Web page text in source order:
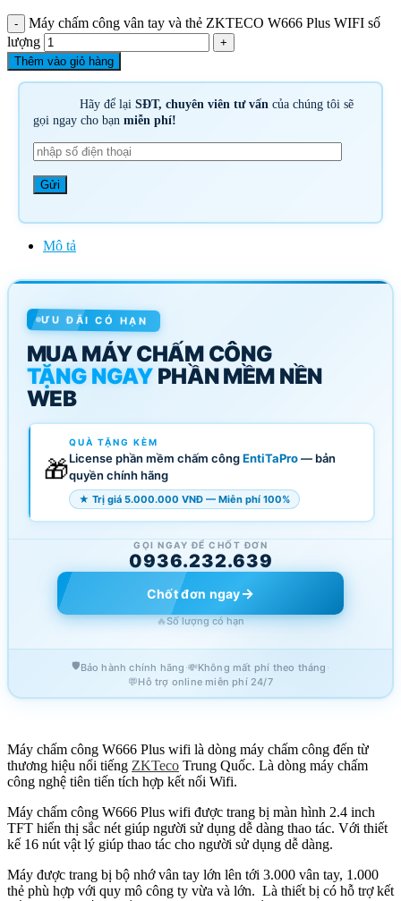
Máy chấm công vân tay và thẻ ZKTECO W666 Plus WIFI số
lượng
Thêm vào giỏ hàng
Hãy để lạiSĐT, chuyên viên tư vấncủa chúng tôi sẽ
gọi ngay cho bạn miễn phí!
Mô tả
ƯU ĐÃI CÓ HẠN
MUA MÁY CHẤM CÔNG
TẶNG NGAYPHẦN MỀM NỀN
WEB
🎁
QUÀ TẶNG KÈM
License phần mềm chấm côngEntiTaPro— bản
quyền chính hãng
★ Trị giá 5.000.000 VNĐ — Miễn phí 100%
GỌI NGAY ĐỂ CHỐT ĐƠN
0936.232.639
Chốt đơn ngay→
🔥Số lượng có hạn
🛡️Bảo hành chính hãng ·💸Không mất phí theo tháng ·
💬Hỗ trợ online miễn phí 24/7
Máy chấm công W666 Plus wifi là dòng máy chấm công đến từ
thương hiệu nổi tiếng ZKTeco Trung Quốc. Là dòng máy chấm
công nghệ tiên tiến tích hợp kết nối Wifi.
Máy chấm công W666 Plus wifi được trang bị màn hình 2.4 inch
TFT hiển thị sắc nét giúp người sử dụng dễ dàng thao tác. Với thiết
kế 16 nút vật lý giúp thao tác cho người sử dụng dễ dàng.
Máy được trang bị bộ nhớ vân tay lớn lên tới 3.000 vân tay, 1.000
thẻ phù hợp với quy mô công ty vừa và lớn. Là thiết bị có hỗ trợ kết